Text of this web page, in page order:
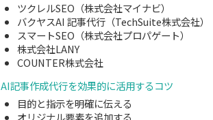
ツクレルSEO（株式会社マイナビ）
バクヤスAI 記事代行（TechSuite株式会社）
スマートSEO（株式会社プロパゲート）
株式会社LANY
COUNTER株式会社
AI記事作成代行を効果的に活用するコツ
目的と指示を明確に伝える